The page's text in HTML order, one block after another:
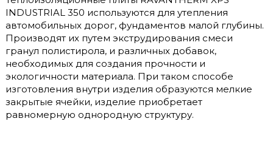
INDUSTRIAL 350 используются для утепления
автомобильных дорог, фундаментов малой глубины.
Производят их путем экструдирования смеси
гранул полистирола, и различных добавок,
необходимых для создания прочности и
экологичности материала. При таком способе
изготовления внутри изделия образуются мелкие
закрытые ячейки, изделие приобретает
равномерную однородную структуру.